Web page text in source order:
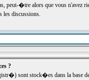
peut-�tre alors que vous
les discussions.
?
sont stock�es dans la base